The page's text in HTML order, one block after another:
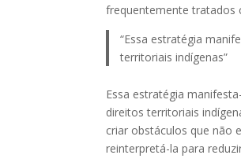
frequentemente tratados
“Essa estratégia
territoriais indígenas”
Essa estratégia
direitos territoriais
criar obstáculos que não
reinterpretá-la para